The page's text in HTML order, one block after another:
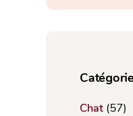
Chat(57)